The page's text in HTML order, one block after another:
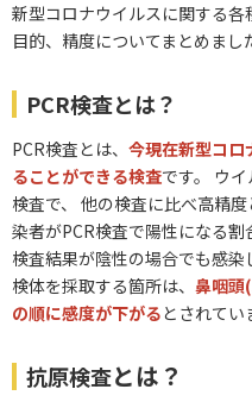
新型コロナウイルスに関する
目的、精度についてまとめまし
PCR検査とは？
PCR検査とは、 今現在新型コロ
ることができる検査です。 ウ
検査で、 他の検査に比べ高精
染者がPCR検査で陽性になる割
検査結果が陰性の場合でも感染
検体を採取する箇所は、 鼻咽頭
の順に感度が下がるとされてい
抗原検査とは？